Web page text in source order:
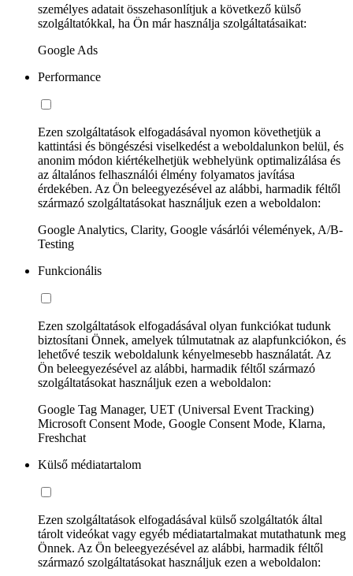
személyes adatait összehasonlítjuk a következő külső
szolgáltatókkal, ha Ön már használja szolgáltatásaikat:
Google Ads
Performance
Ezen szolgáltatások elfogadásával nyomon követhetjük a
kattintási és böngészési viselkedést a weboldalunkon belül, és
anonim módon kiértékelhetjük webhelyünk optimalizálása és
az általános felhasználói élmény folyamatos javítása
érdekében. Az Ön beleegyezésével az alábbi, harmadik féltől
származó szolgáltatásokat használjuk ezen a weboldalon:
Google Analytics, Clarity, Google vásárlói vélemények, A/B-
Testing
Funkcionális
Ezen szolgáltatások elfogadásával olyan funkciókat tudunk
biztosítani Önnek, amelyek túlmutatnak az alapfunkciókon, és
lehetővé teszik weboldalunk kényelmesebb használatát. Az
Ön beleegyezésével az alábbi, harmadik féltől származó
szolgáltatásokat használjuk ezen a weboldalon:
Google Tag Manager, UET (Universal Event Tracking)
Microsoft Consent Mode, Google Consent Mode, Klarna,
Freshchat
Külső médiatartalom
Ezen szolgáltatások elfogadásával külső szolgáltatók által
tárolt videókat vagy egyéb médiatartalmakat mutathatunk meg
Önnek. Az Ön beleegyezésével az alábbi, harmadik féltől
származó szolgáltatásokat használjuk ezen a weboldalon: